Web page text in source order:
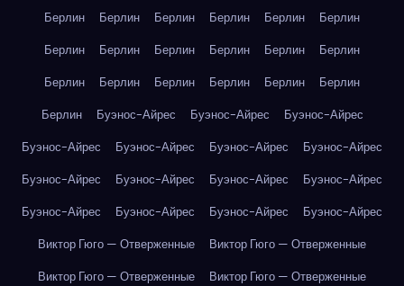
Берлин Берлин Берлин Берлин Берлин
Берлин
Берлин
Берлин Берлин Берлин Берлин
Берлин
Берлин
Берлин Берлин Берлин Берлин
Берлин
Берлин
Буэнос-Айрес Буэнос-Айрес
Буэнос-Айрес
Буэнос-Айрес
Буэнос-Айрес Буэнос-Айрес
Буэнос-Айрес
Буэнос-Айрес
Буэнос-Айрес Буэнос-Айрес
Буэнос-Айрес
Буэнос-Айрес
Буэнос-Айрес Буэнос-Айрес
Буэнос-Айрес
Виктор Гюго — Отверженные
Виктор Гюго — Отверженные
Виктор Гюго — Отверженные
Виктор Гюго — Отверженные